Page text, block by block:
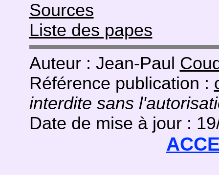
Sources
Liste des papes
Auteur : Jean-Paul
Référence publication :
interdite sans
Date de mise à jour :